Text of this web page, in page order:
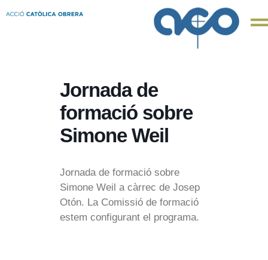
Jornada de
formació sobre
Simone Weil
Jornada de formació sobre
Simone Weil a càrrec de Josep
Otón. La Comissió de formació
estem configurant el programa.